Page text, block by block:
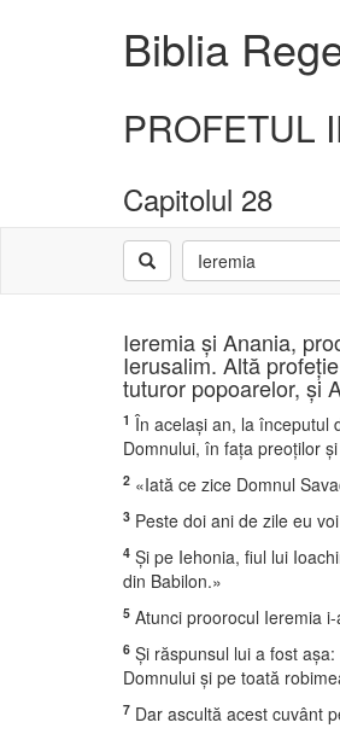
Biblia
PROFETUL
Capitolul 28
Ieremia
Ieremia şi Anania,
Ierusalim. Altă
tuturor popoarelor, şi
1 În acelaşi an, la începutul
Domnului, în faţa preoţilor
2 «Iată ce zice Domnul
3 Peste doi ani de zile eu
4 Şi pe Iehonia, fiul lui
din Babilon.»
5 Atunci proorocul Ieremia
6 Şi răspunsul lui a fost
Domnului şi pe toată
7 Dar ascultă acest cuvânt